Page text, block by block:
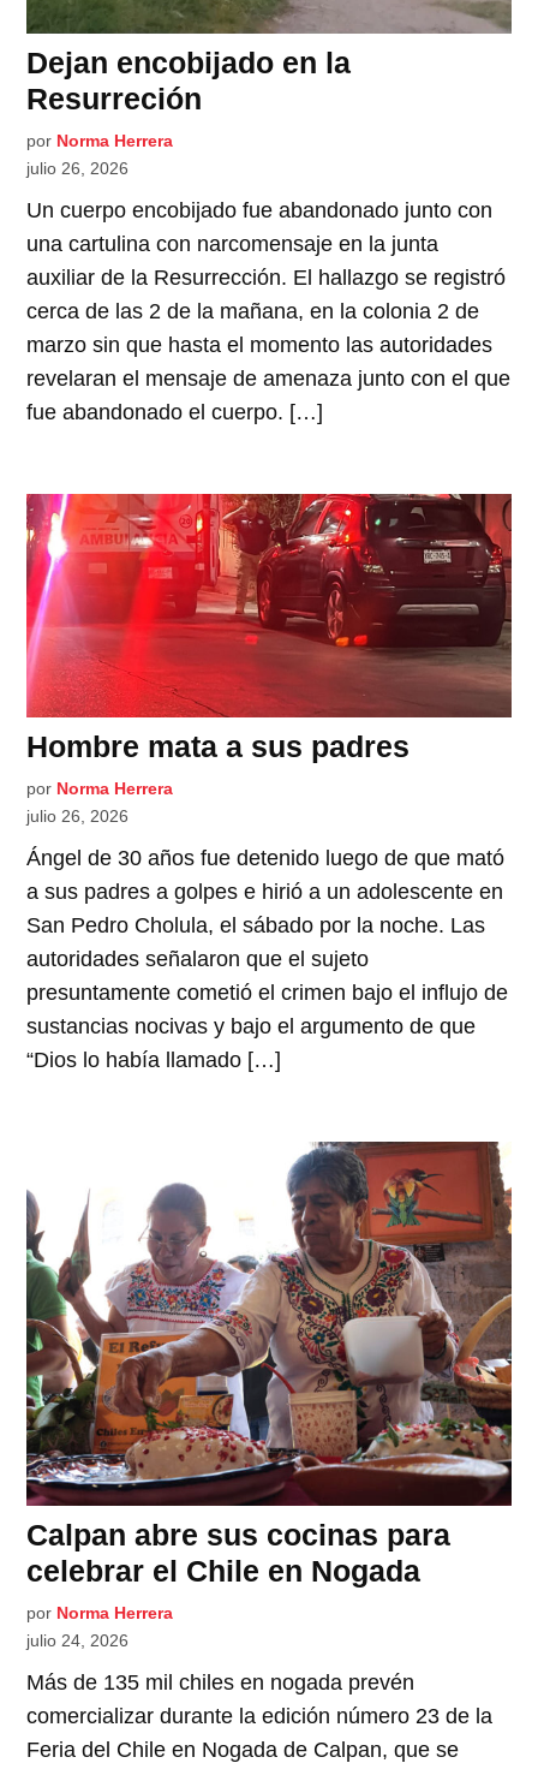
Dejan encobijado en la
Resurreción
por Norma Herrera
julio 26, 2026
Un cuerpo encobijado fue abandonado junto con
una cartulina con narcomensaje en la junta
auxiliar de la Resurrección. El hallazgo se registró
cerca de las 2 de la mañana, en la colonia 2 de
marzo sin que hasta el momento las autoridades
revelaran el mensaje de amenaza junto con el que
fue abandonado el cuerpo. […]
Hombre mata a sus padres
por Norma Herrera
julio 26, 2026
Ángel de 30 años fue detenido luego de que mató
a sus padres a golpes e hirió a un adolescente en
San Pedro Cholula, el sábado por la noche. Las
autoridades señalaron que el sujeto
presuntamente cometió el crimen bajo el influjo de
sustancias nocivas y bajo el argumento de que
“Dios lo había llamado […]
Calpan abre sus cocinas para
celebrar el Chile en Nogada
por Norma Herrera
julio 24, 2026
Más de 135 mil chiles en nogada prevén
comercializar durante la edición número 23 de la
Feria del Chile en Nogada de Calpan, que se